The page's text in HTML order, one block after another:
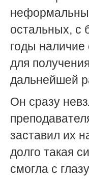
остальных, с
годы
для
дальнейшей
Он сразу
заставил их
долго такая
смогла с